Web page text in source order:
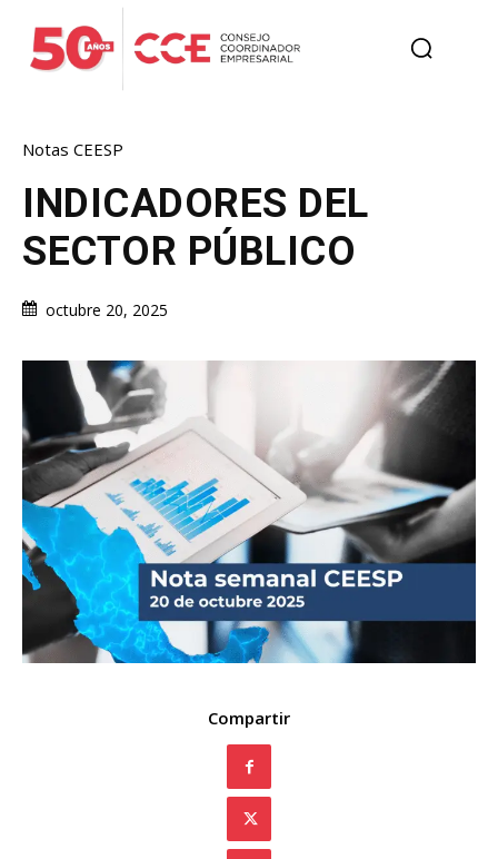
Notas CEESP
INDICADORES DEL
SECTOR PÚBLICO
octubre 20, 2025
Compartir